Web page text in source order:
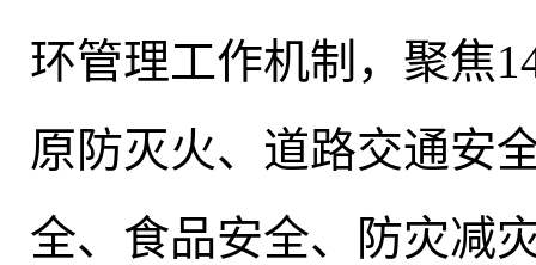
环管理工作机制 ， 聚焦
原防灭火、道路交通安
全、食品安全、防灾减